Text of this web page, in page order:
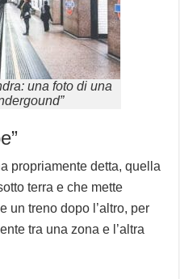
una foto di una
propriamente detta, quella
terra e che mette
un treno dopo l’altro, per
tra una zona e l’altra